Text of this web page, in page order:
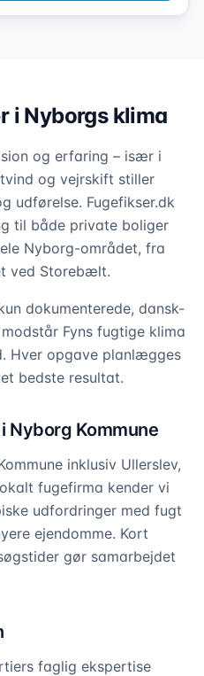
i Nyborgs klima
og erfaring – især i
og vejrskift stiller
udførelse. Fugefikser.dk
til både private boliger
Nyborg-området, fra
ved Storebælt.
dokumenterede, dansk-
Fyns fugtige klima
Hver opgave planlægges
bedste resultat.
Nyborg Kommune
inklusiv Ullerslev,
fugefirma kender vi
udfordringer med fugt
ejendomme. Kort
gør samarbejdet
faglig ekspertise